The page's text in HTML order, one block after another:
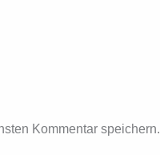
Kommentar speichern.